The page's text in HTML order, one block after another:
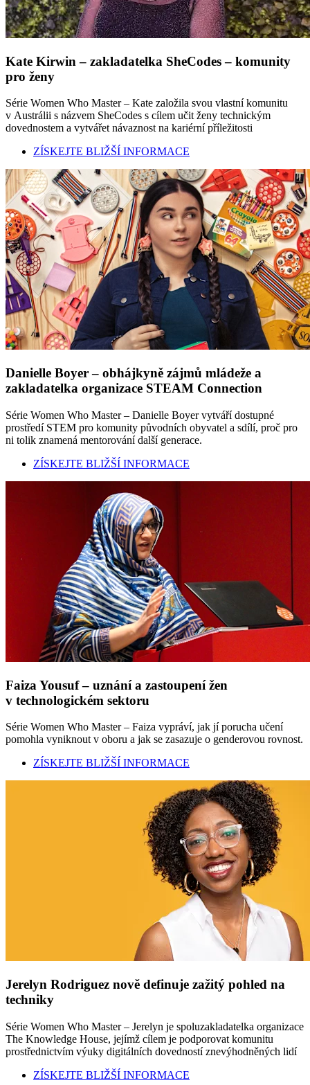
Kate Kirwin – zakladatelka SheCodes – komunity
pro ženy
Série Women Who Master – Kate založila svou vlastní komunitu
v Austrálii s názvem SheCodes s cílem učit ženy technickým
dovednostem a vytvářet návaznost na kariérní příležitosti
ZÍSKEJTE BLIŽŠÍ INFORMACE
Danielle Boyer – obhájkyně zájmů mládeže a
zakladatelka organizace STEAM Connection
Série Women Who Master – Danielle Boyer vytváří dostupné
prostředí STEM pro komunity původních obyvatel a sdílí, proč pro
ni tolik znamená mentorování další generace.
ZÍSKEJTE BLIŽŠÍ INFORMACE
Faiza Yousuf – uznání a zastoupení žen
v technologickém sektoru
Série Women Who Master – Faiza vypráví, jak jí porucha učení
pomohla vyniknout v oboru a jak se zasazuje o genderovou rovnost.
ZÍSKEJTE BLIŽŠÍ INFORMACE
Jerelyn Rodriguez nově definuje zažitý pohled na
techniky
Série Women Who Master – Jerelyn je spoluzakladatelka organizace
The Knowledge House, jejímž cílem je podporovat komunitu
prostřednictvím výuky digitálních dovedností znevýhodněných lidí
ZÍSKEJTE BLIŽŠÍ INFORMACE